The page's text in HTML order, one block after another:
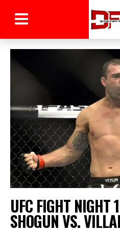
UFC FIGHT NIGHT
SHOGUN VS.